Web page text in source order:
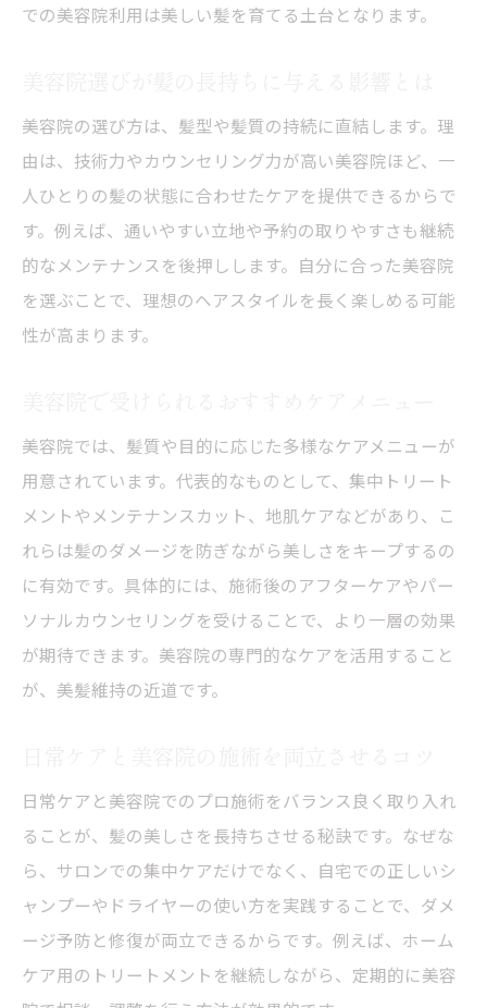
美容院プロのアドバイスを取り入れる意義
美容院の適切な頻度が美髪維持に不可欠な
理由
美容院での定期カットが髪型に与える効果
美容院の頻度をライフスタイルに合わせて
美容院のメンテナンス習慣が美髪に繋がる
秘訣
髪型長持ちの秘訣は美容院の手入れにあり
美容院の手入れが髪型長持ちに欠かせない
理由
美容院で相談すべき髪型維持のポイント
美容院メンテナンスで理想の髪型をキープ
ス
美容院の手入れが毎日の美髪を支える仕組
カラー髪に最適な美容院頻度の見極め方
での美容院利用は美しい髪を育てる土台となります。
美容院の選び方は、髪型や髪質の持続に直結します。理
由は、技術力やカウンセリング力が高い美容院ほど、一
人ひとりの髪の状態に合わせたケアを提供できるからで
す。例えば、通いやすい立地や予約の取りやすさも継続
的なメンテナンスを後押しします。自分に合った美容院
を選ぶことで、理想のヘアスタイルを長く楽しめる可能
性が高まります。
美容院では、髪質や目的に応じた多様なケアメニューが
用意されています。代表的なものとして、集中トリート
メントやメンテナンスカット、地肌ケアなどがあり、こ
れらは髪のダメージを防ぎながら美しさをキープするの
に有効です。具体的には、施術後のアフターケアやパー
ソナルカウンセリングを受けることで、より一層の効果
が期待できます。美容院の専門的なケアを活用すること
が、美髪維持の近道です。
日常ケアと美容院でのプロ施術をバランス良く取り入れ
ることが、髪の美しさを長持ちさせる秘訣です。なぜな
ら、サロンでの集中ケアだけでなく、自宅での正しいシ
ャンプーやドライヤーの使い方を実践することで、ダメ
ージ予防と修復が両立できるからです。例えば、ホーム
ケア用のトリートメントを継続しながら、定期的に美容